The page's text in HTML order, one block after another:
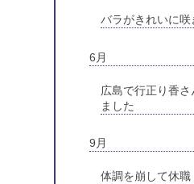
バラがきれいに咲
6月
広島で行正り香さ
ました
9月
体調を崩して休職